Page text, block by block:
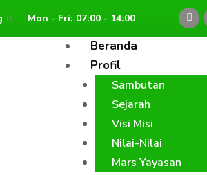
Mon - Fri: 07:00 - 14:00 F
a
c
o
Beranda
Profil
Sambutan
Sejarah
Visi Misi
Nilai-Nilai
Mars Yayasan